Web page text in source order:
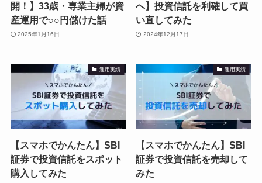
開！】33歳・専業主婦が資
産運用で○○円儲けた話
2025年1月16日
へ】投資信託を利確して買
い直してみた
2024年12月17日
運用実績
【スマホでかんたん】SBI
証券で投資信託をスポット
購入してみた
運用実績
【スマホでかんたん】SBI
証券で投資信託を売却して
みた